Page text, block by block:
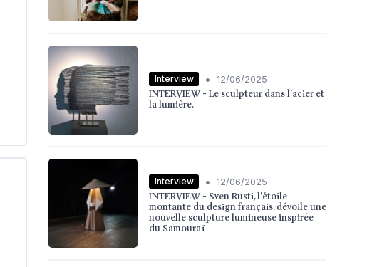
Interview • 12/06/2025
INTERVIEW - Le sculpteur dans l'acier et
la lumière.
Interview • 12/06/2025
INTERVIEW - Sven Rusti, l'étoile
montante du design français, dévoile une
nouvelle sculpture lumineuse inspirée
du Samouraï